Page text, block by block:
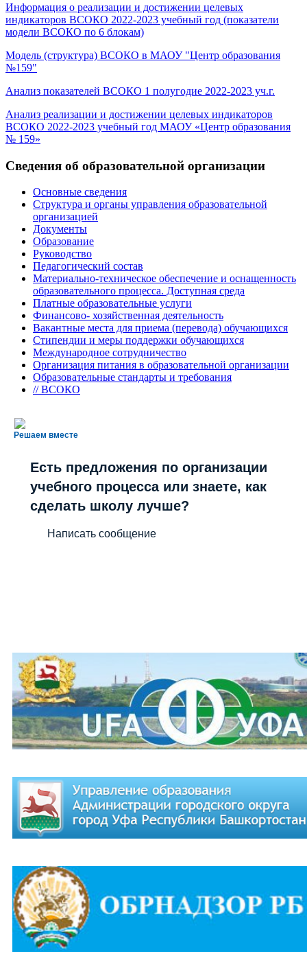
Информация о реализации и достижении целевых
индикаторов ВСОКО 2022-2023 учебный год (показатели
модели ВСОКО по 6 блокам)
Модель (структура) ВСОКО в МАОУ "Центр образования
№159"
Анализ показателей ВСОКО 1 полугодие 2022-2023 уч.г.
Анализ реализации и достижении целевых индикаторов
ВСОКО 2022-2023 учебный год МАОУ «Центр образования
№ 159»
Сведения об образовательной организации
Основные сведения
Структура и органы управления образовательной
организацией
Документы
Образование
Руководство
Педагогический состав
Материально-техническое обеспечение и оснащенность
образовательного процесса. Доступная среда
Платные образовательные услуги
Финансово- хозяйственная деятельность
Вакантные места для приема (перевода) обучающихся
Стипендии и меры поддержки обучающихся
Международное сотрудничество
Организация питания в образовательной организации
Образовательные стандарты и требования
// ВСОКО
Решаем вместе
Есть предложения по организации
учебного процесса или знаете, как
сделать школу лучше?
Написать сообщение